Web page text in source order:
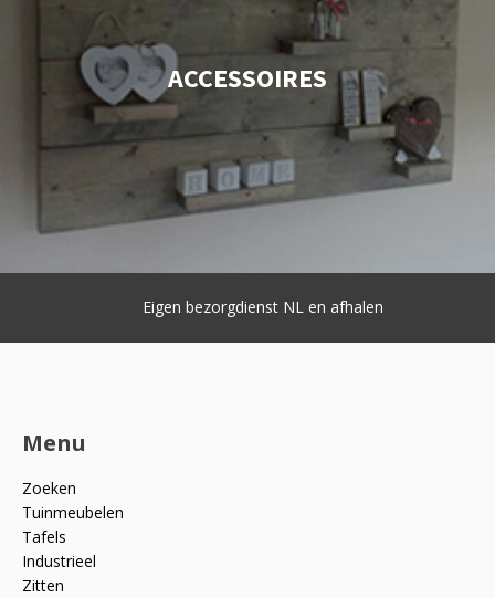
ACCESSOIRES
Eigen bezorgdienst NL en afhalen
Menu
Zoeken
Tuinmeubelen
Tafels
Industrieel
Zitten